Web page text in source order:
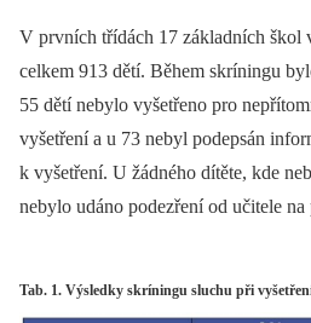
V prvních třídách 17 základních
celkem 913 dětí. Během skríningu
55 dětí nebylo vyšetřeno pro
vyšetření a u 73 nebyl podepsán
k vyšetření. U žádného dítěte, kde
nebylo udáno podezření od učitele
Tab. 1. Výsledky skríningu sluchu při